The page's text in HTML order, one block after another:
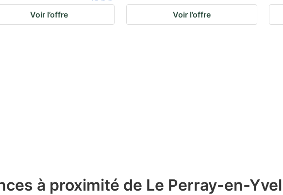
Voir l’offre Voir l’offre
à proximité de Le Perray-en-